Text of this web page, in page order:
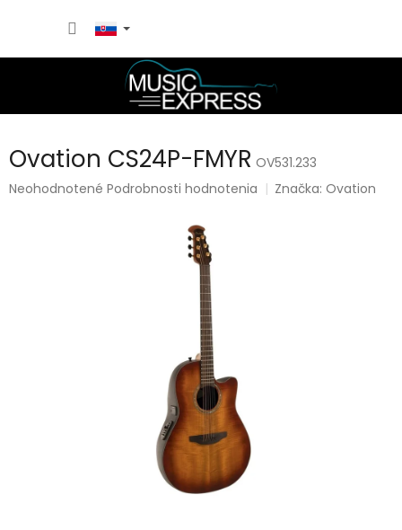
Ovation CS24P-FMYR OV531.233
Priemerné
Neohodnotené Podrobnosti hodnotenia Značka:Ovation